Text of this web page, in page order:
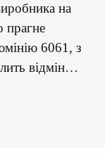
на
прагне
6061, з
відмінно
(50